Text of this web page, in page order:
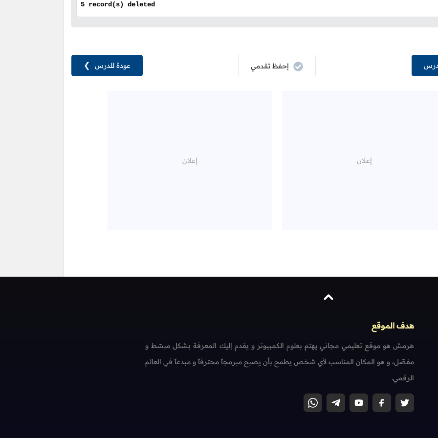
5 record(s) deleted
عودة للدرس ❯ إحفظ تقدمي
هدف الموقع
هرمش هو موقع تعليمي مجاني يهتم بعلوم الكمبيوتر و يقدم إليك المعرفة بشكل مبسّط و
مفصّل، و هو المكان المناسب لأي شخص يطمح بأن يصبح مبرمجاً محترفاً و مبدعاً في العالم
الرقمي.